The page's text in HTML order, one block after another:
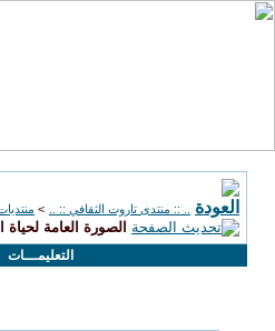
.. :: منتدى تاروت الثقافي :: .. >
الصورة العامة
التعليمـــات